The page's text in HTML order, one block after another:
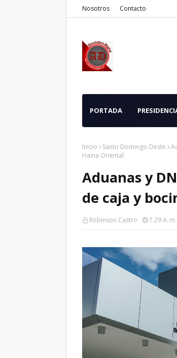
Nosotros Contacto
PORTADA
Inicio Santo Domingo Oeste
Haina Oriental
Aduanas y
de caja y
Robinson Castro 7:29 A. M.